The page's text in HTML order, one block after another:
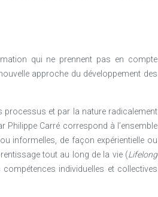
parcours de formations renversant la
en Roumanie (plus de 100
de contribuer au développement du
et aux établissements à travailler
dans tous les grands centres
également santé et agriculture), sont
intermédiaires à travers de formations
par apprentissage est prioritaire
en Roumanie, en partenariat avec les
qui ne prennent pas en compte
approche du développement des
processus et par la nature radicalement
Philippe Carré correspond à l’ensemble
informelles, de façon expérientielle ou
tout au long de la vie (Lifelong
individuelles et collectives